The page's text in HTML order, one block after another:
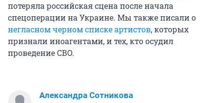
потеряла российская сцена после начала
спецоперации на Украине. Мы также писали о
негласном черном списке артистов, которых
признали иноагентами, и тех, кто осудил
проведение СВО.
Александра Сотникова